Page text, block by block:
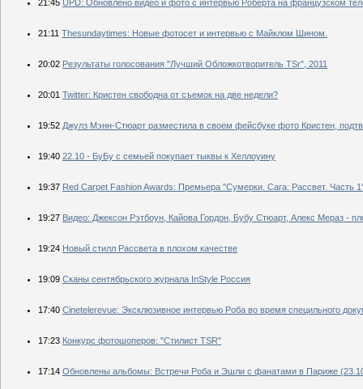
21:45 UPD: Обновлено видео и фото с интервью Роберта на французском
21:11 Тhesundaytimes: Новые фотосет и интервью с Майклом Шином.
20:02 Результаты голосования "Лучший Обложкотворитель TSr", 2011
20:01 Twitter: Кристен свободна от съемок на две недели?
19:52 Джулз Мэнн-Стюарт разместила в своем фейсбуке фото Кристен,
19:40 22.10 - БуБу с семьей покупает тыквы к Хеллоуину
19:37 Red Carpet Fashion Awards: Премьера "Сумерки. Сага: Рассвет. Часть
19:27 Видео: Джексон Рэтбоун, Кайова Гордон, Бубу Стюарт, Алекс Мераз -
19:24 Новый стилл Рассвета в плохом качестве
19:09 Сканы сентябрьского журнала InStyle Россия
17:40 Сinetelerevue: Эксклюзивное интервью Роба во время специльного
17:23 Конкурс фотошоперов: "Стилист TSR"
17:14 Обновлены альбомы: Встречи Роба и Эшли с фанатами в Париже